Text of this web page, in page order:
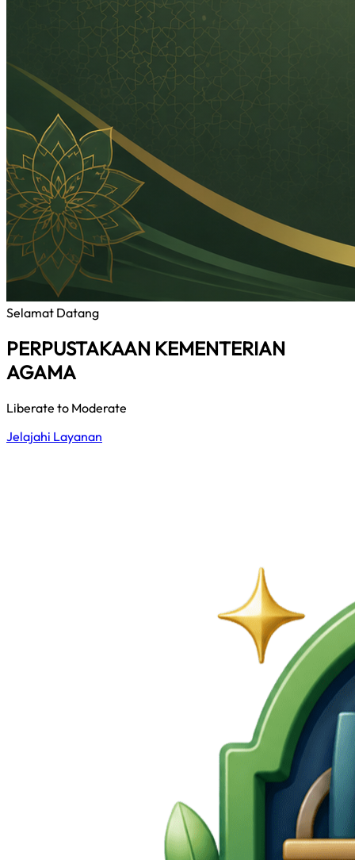
Selamat Datang
PERPUSTAKAAN KEMENTERIAN
AGAMA
Liberate to Moderate
Jelajahi Layanan